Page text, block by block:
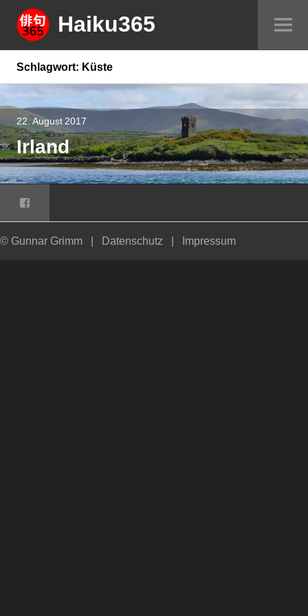
Springe
zum
Inhalt
Haiku365
Schlagwort: Küste
22. August 2017
Irland
Facebook
© Gunnar Grimm | Datenschutz | Impressum